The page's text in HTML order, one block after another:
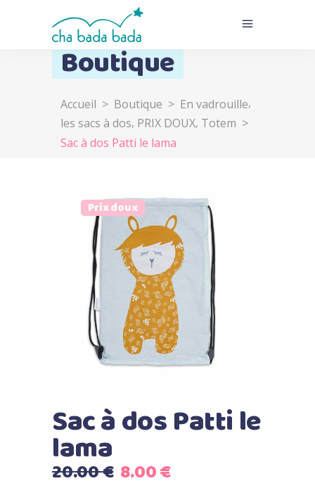
Boutique
Accueil > Boutique > En vadrouille,
les sacs à dos, PRIX DOUX, Totem >
Sac à dos Patti le lama
Prix doux
Sac à dos Patti le
lama
20.00€ Le
8.00€Le